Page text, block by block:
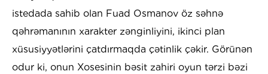
istedada sahib olan Fuad Osmanov öz səhnə
qəhrəmanının xarakter zənginliyini, ikinci plan
xüsusiyyətlərini çatdırmaqda çətinlik çəkir. Görünən
odur ki, onun Xosesinin bəsit zahiri oyun tərzi bəzi